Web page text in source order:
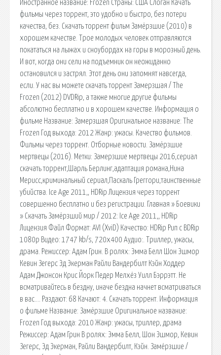
Иностранное название: Frozen Страны: США Слоган Качать
фильмы через торрент, это удобно и быстро, без потери
качества, без. Скачать торрент фильм Замёрзшие (2010) в
хорошем качестве. Трое молодых человек отправляются
покататься на лыжах и сноубордах на горы в морозный день.
И вот, когда они сели на подъемник он неожиданно
остановился и застрял. Этот день они запомнят навсегда,
если. У нас вы можете скачать торрент Замерзшая / The
Frozen (2012) DVDRip, а также многие другие фильмы
абсолютно бесплатно и в хорошем качестве. Информация о
фильме Название: Замерзшая Оригинальное название: The
Frozen Год выхода: 2012 Жанр: ужасы. Качество фильмов.
Фильмы через торрент. Отборные новости. Замёрзшие
мертвецы (2016). Метки: Замерзшие мертвецы 2016,сериал
скачать торрент,Шарль Берлинг,адаптация романа,Нина
Мерисс,криминальный сериал,Паскаль Греггори,таинственные
убийства. Ice Age 2011,, HDRip Лицензия через торрент
совершенно бесплатно и без регистрации. Главная » Боевики
» Скачать Замёрзший мир / 2012: Ice Age 2011,, HDRip
Лицензия Файл Формат: AVI (XviD) Качество: HDRip Рип с BDRip
1080p Видео: 1747 kb/s, 720x400 Аудио:. Триллер, ужасы,
драма. Режиссер: Адам Грин. В ролях: Эмма Белл Шон Эшмор
Кевин Зегерс Эд Экерман Райли Вандербилт Кэйн Ходдер
Адам Джонсон Крис Йорк Педер Мелхёз Уилл Бэррэтт. Не
всматривайтесь в бездну, иначе бездна начнет всматриваться
в вас…. Раздают: 68 Качают: 4. Скачать торрент. Информация
о фильме Название: Замёрзшие Оригинальное название:
Frozen Год выхода: 2010 Жанр: ужасы, триллер, драма
Режиссер: Адам Грин В ролях: Эмма Белл, Шон Эшмор, Кевин
Зегерс, Эд Экерман, Райли Вандербилт, Кэйн. Замёрзшие /